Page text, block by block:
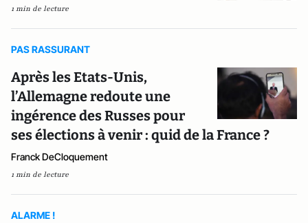
1 min de lecture
PAS RASSURANT
Après les Etats-Unis,
l’Allemagne redoute une
ingérence des Russes pour
ses élections à venir : quid de la France ?
Franck DeCloquement
1 min de lecture
ALARME !